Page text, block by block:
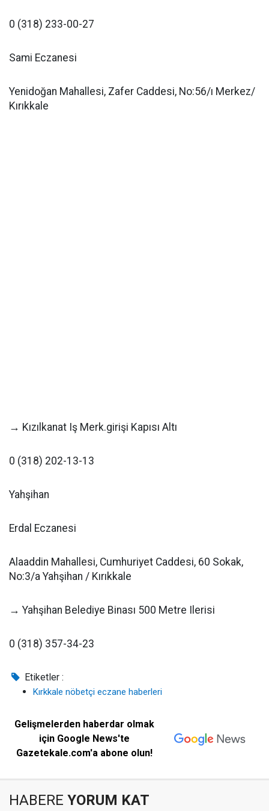
0 (318) 233-00-27
Sami Eczanesi
Yenidoğan Mahallesi, Zafer Caddesi, No:56/ı Merkez/
Kırıkkale
→ Kızılkanat Iş Merk.girişi Kapısı Altı
0 (318) 202-13-13
Yahşihan
Erdal Eczanesi
Alaaddin Mahallesi, Cumhuriyet Caddesi, 60 Sokak,
No:3/a Yahşihan / Kırıkkale
→ Yahşihan Belediye Binası 500 Metre Ilerisi
0 (318) 357-34-23
Etiketler :
Kırkkale nöbetçi eczane haberleri
Gelişmelerden haberdar olmak
için Google News'te
Gazetekale.com'a abone olun!
HABERE YORUM KAT